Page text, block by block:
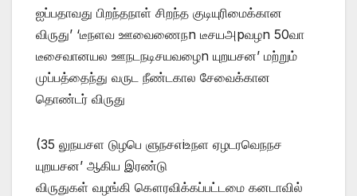
ஐப்பதாவது பிறந்தநாள் சிறந்த குடியுரிமைக்கான
விருது’ ‘டீநளவ ஊவைணைநn டீசயஅpவழn 50வா
டீசைவானயல ஊநடநடிசயவழைn யுறயசன’ மற்றும்
முப்பத்தைந்து வருட நீண்டகால சேவைக்கான
தொண்டர் விருது
(35 லுநயசள டுழபெ ளுநசஎiஉநள ஏழடரவெநநச
யுறயசன’ ஆகிய இரண்டு
விருதுகள் வழங்கி கௌரவிக்கப்பட்டமை கனடாவில்